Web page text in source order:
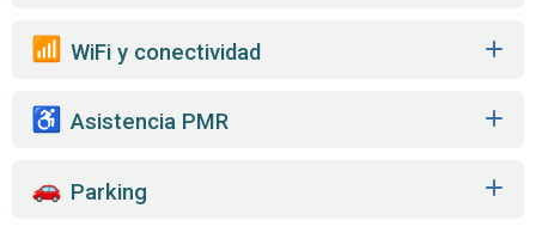
WiFi y conectividad
Asistencia PMR
Parking